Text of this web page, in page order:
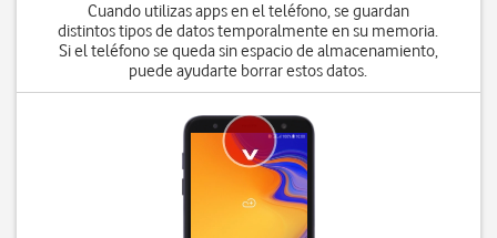
Cuando utilizas apps en el teléfono, se guardan
distintos tipos de datos temporalmente en su memoria.
Si el teléfono se queda sin espacio de almacenamiento,
puede ayudarte borrar estos datos.